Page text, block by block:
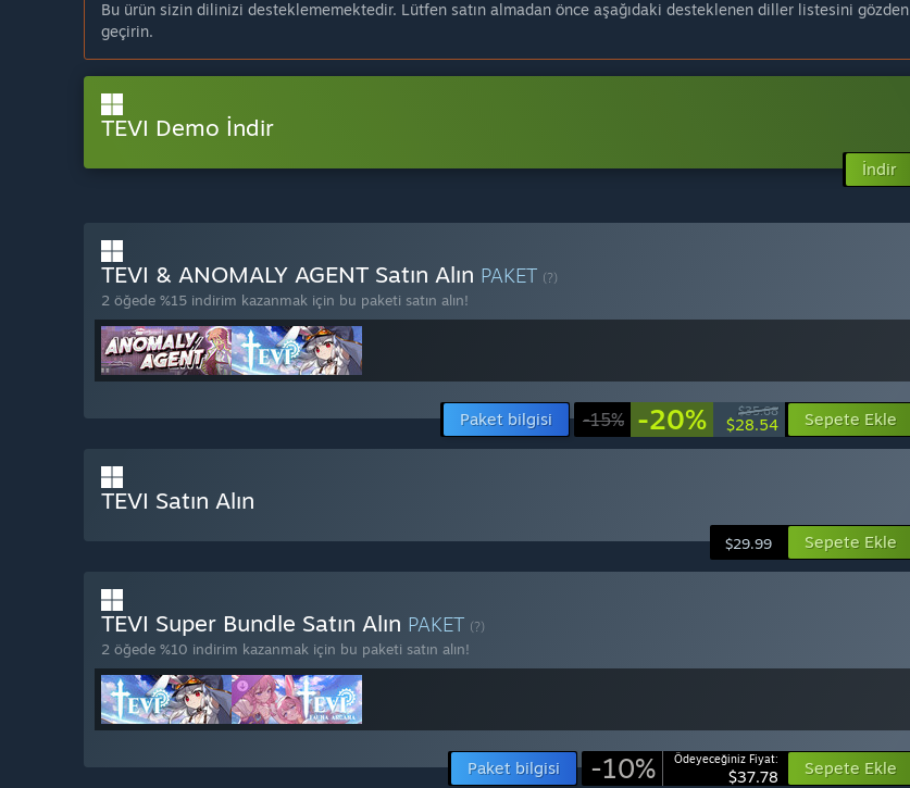
Bu ürün sizin dilinizi desteklememektedir. Lütfen satın almadan önce aşağıdaki desteklenen diller listesini gözden
geçirin.
TEVI Demo İndir
İndir
TEVI & ANOMALY AGENT Satın Alın PAKET (?)
2 öğede %15 indirim kazanmak için bu paketi satın alın!
Paket bilgisi -15% -20% $35.68
$28.54 Sepete Ekle
TEVI Satın Alın
$29.99 Sepete Ekle
TEVI Super Bundle Satın Alın PAKET (?)
2 öğede %10 indirim kazanmak için bu paketi satın alın!
Paket bilgisi -10% Ödeyeceğiniz Fiyat:
$37.78 Sepete Ekle